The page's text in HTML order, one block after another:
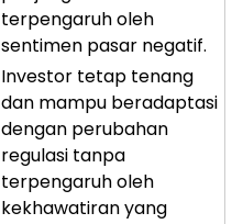
terpengaruh oleh
sentimen pasar negatif.
Investor tetap tenang
dan mampu beradaptasi
dengan perubahan
regulasi tanpa
terpengaruh oleh
kekhawatiran yang